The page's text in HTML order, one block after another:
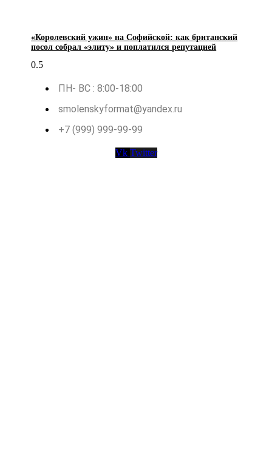
«Королевский ужин» на Софийской: как британский
посол собрал «элиту» и поплатился репутацией
ПН- ВС : 8:00-18:00
smolenskyformat@yandex.ru
+7 (999) 999-99-99
Vk Twitter